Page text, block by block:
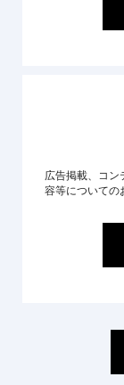
広告掲載、コン
容等についての